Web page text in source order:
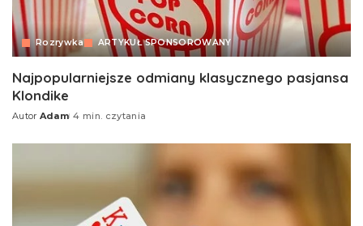
Rozrywka ARTYKUŁ SPONSOROWANY
Najpopularniejsze odmiany klasycznego pasjansa
Klondike
Autor Adam 4 min. czytania